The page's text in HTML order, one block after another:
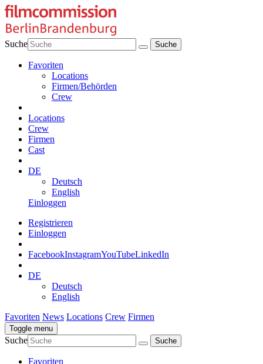
Suche
Favoriten
Locations
Firmen/Behörden
Crew
Locations
Crew
Firmen
Cast
DE
Deutsch
English
Einloggen
Registrieren
Einloggen
FacebookInstagramYouTubeLinkedIn
DE
Deutsch
English
Favoriten News Locations Crew Firmen
Toggle menu
Suche
Favoriten